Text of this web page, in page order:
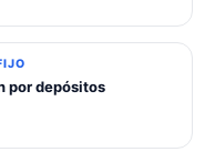
por depósitos